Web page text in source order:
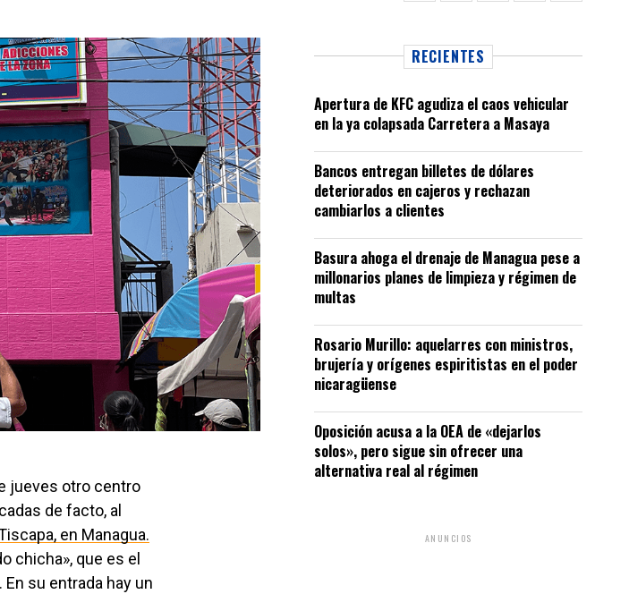
jueves otro centro
de facto, al
en Managua.
chicha», que es el
su entrada hay un
RECIENTES
Apertura de KFC agudiza el caos vehicular
en la ya colapsada Carretera a Masaya
Bancos entregan billetes de dólares
deteriorados en cajeros y rechazan
cambiarlos a clientes
Basura ahoga el drenaje de Managua pese a
millonarios planes de limpieza y régimen de
multas
Rosario Murillo: aquelarres con ministros,
brujería y orígenes espiritistas en el poder
nicaragüense
Oposición acusa a la OEA de «dejarlos
solos», pero sigue sin ofrecer una
alternativa real al régimen
ANUNCIOS